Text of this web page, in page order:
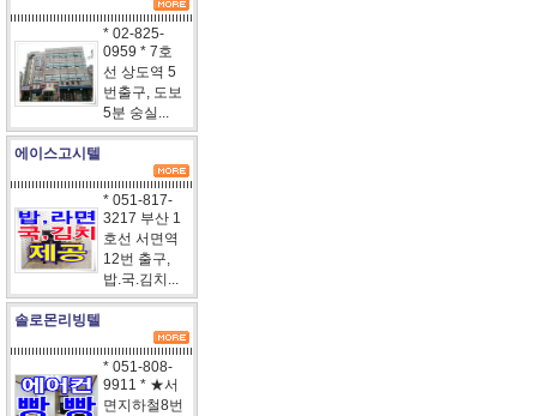
* 02-825-
0959 * 7호
선 상도역 5
번출구, 도보
5분 숭실...
에이스고시텔
* 051-817-
3217 부산 1
호선 서면역
12번 출구,
밥.국.김치...
솔로몬리빙텔
* 051-808-
9911 * ★서
면지하철8번